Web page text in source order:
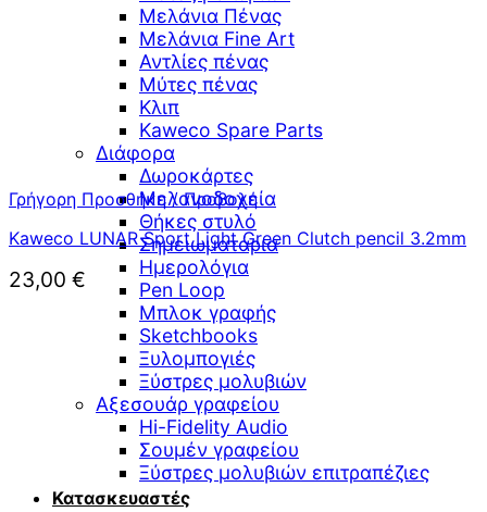
Μελάνια Πένας
Μελάνια Fine Art
Αντλίες πένας
Μύτες πένας
Κλιπ
Kaweco Spare Parts
Διάφορα
Δωροκάρτες
Μελανοδοχεία
Θήκες στυλό
Σημειωματάρια
Ημερολόγια
Pen Loop
Μπλοκ γραφής
Sketchbooks
Ξυλομπογιές
Ξύστρες μολυβιών
Αξεσουάρ γραφείου
Hi-Fidelity Audio
Σουμέν γραφείου
Ξύστρες μολυβιών επιτραπέζιες
Κατασκευαστές
Γρήγορη Προσθήκη / Προβολή
Kaweco LUNAR Sport Light Green Clutch pencil 3.2mm
23,00 €